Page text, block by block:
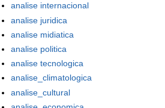
analise internacional
analise juridica
analise midiatica
analise politica
analise tecnologica
analise_climatologica
analise_cultural